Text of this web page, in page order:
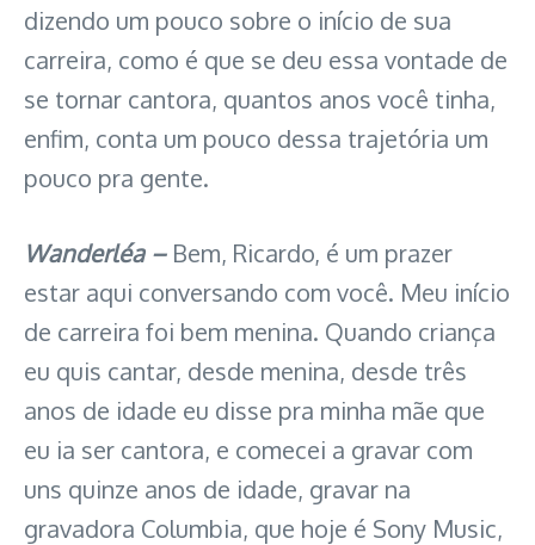
dizendo um pouco sobre o início de sua
carreira, como é que se deu essa vontade de
se tornar cantora, quantos anos você tinha,
enfim, conta um pouco dessa trajetória um
pouco pra gente.
Wanderléa – Bem, Ricardo, é um prazer
estar aqui conversando com você. Meu início
de carreira foi bem menina. Quando criança
eu quis cantar, desde menina, desde três
anos de idade eu disse pra minha mãe que
eu ia ser cantora, e comecei a gravar com
uns quinze anos de idade, gravar na
gravadora Columbia, que hoje é Sony Music,